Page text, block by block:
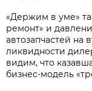
«Держим в уме»
ремонт» и
автозапчастей
ликвидности
видим, что
бизнес-модель